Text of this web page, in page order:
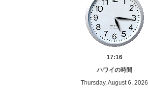
17:16
ハワイの時間
Thursday, August 6, 2026